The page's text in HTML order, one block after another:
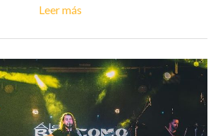
Leer más